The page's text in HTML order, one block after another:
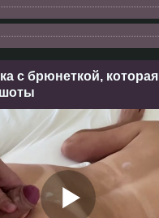
с брюнеткой,